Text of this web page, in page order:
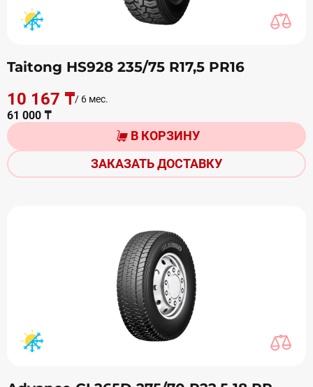
Taitong HS928 235/75 R17,5 PR16
10 167 ₸/ 6 мес.
61 000 ₸
В КОРЗИНУ
ЗАКАЗАТЬ ДОСТАВКУ